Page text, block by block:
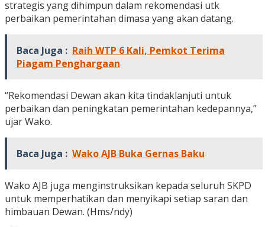
strategis yang dihimpun dalam rekomendasi utk
perbaikan pemerintahan dimasa yang akan datang.
Baca Juga : Raih WTP 6 Kali, Pemkot Terima
Piagam Penghargaan
“Rekomendasi Dewan akan kita tindaklanjuti untuk
perbaikan dan peningkatan pemerintahan kedepannya,”
ujar Wako.
Baca Juga : Wako AJB Buka Gernas Baku
Wako AJB juga menginstruksikan kepada seluruh SKPD
untuk memperhatikan dan menyikapi setiap saran dan
himbauan Dewan. (Hms/ndy)